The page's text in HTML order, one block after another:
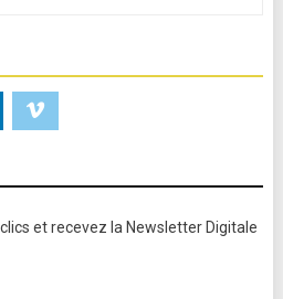
et recevez la Newsletter Digitale